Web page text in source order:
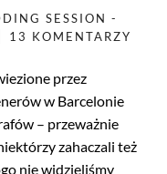
SESSION -
13 KOMENTARZY
przez
w Barcelonie
– przeważnie
zahaczali też
nie widzieliśmy